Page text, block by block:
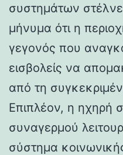
συστημάτων
μήνυμα ότι η
γεγονός που
εισβολείς να
από τη
Επιπλέον, η ηχηρή
συναγερμού
σύστημα